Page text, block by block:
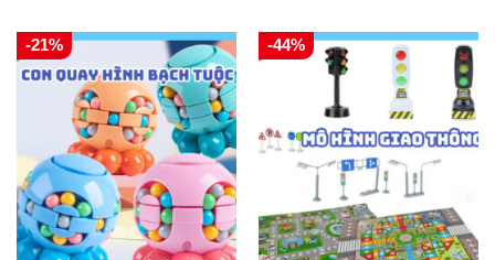
46.000₫.
-21% -44%